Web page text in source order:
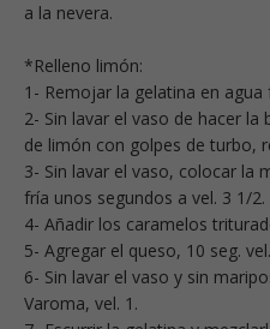
a la nevera.
*Relleno limón:
1- Remojar la gelatina en agua
2- Sin lavar el vaso de hacer
de limón con golpes de turbo,
3- Sin lavar el vaso, colocar la
fría unos segundos a vel. 3 1/2.
4- Añadir los caramelos
5- Agregar el queso, 10 seg.
6- Sin lavar el vaso y sin
Varoma, vel. 1.